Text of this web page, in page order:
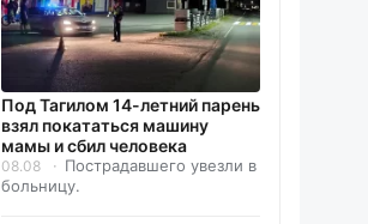
Под Тагилом 14-летний парень
взял покататься машину
мамы и сбил человека
08.08
Пострадавшего увезли в
больницу.